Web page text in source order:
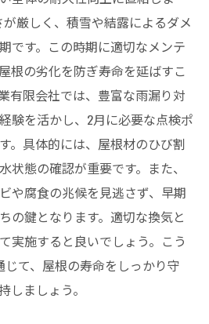
厳しく、積雪や結露によるダメ
です。この時期に適切なメンテ
根の劣化を防ぎ寿命を延ばすこ
有限会社では、豊富な雨漏り対
験を活かし、2月に必要な点検ポ
。具体的には、屋根材のひび割
状態の確認が重要です。また、
や腐食の兆候を見逃さず、早期
の鍵となります。適切な換気と
実施すると良いでしょう。こう
じて、屋根の寿命をしっかり守
しましょう。